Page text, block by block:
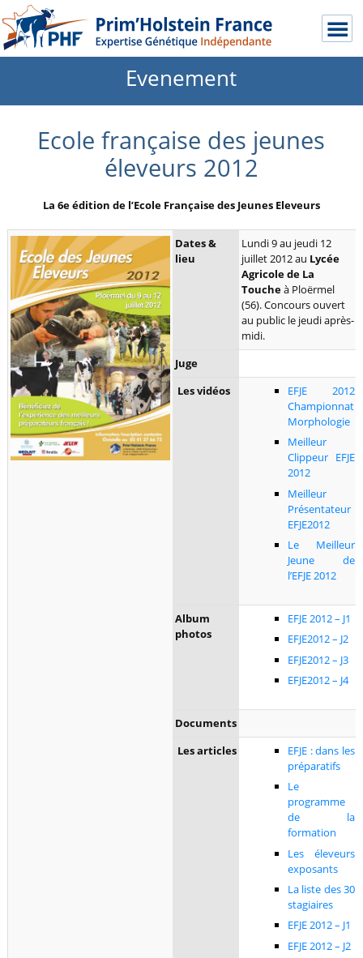
Evenement
Ecole française des jeunes
éleveurs 2012
La 6e édition de l’Ecole Française des Jeunes Eleveurs
Dates &
lieu
Lundi 9 au jeudi 12
juillet 2012 au Lycée
Agricole de La
Toucheà Ploërmel
(56). Concours ouvert
au public le jeudi après-
midi.
Juge
Les vidéos
EFJE 2012
Championnat
Morphologie
Meilleur
Clippeur EFJE
2012
Meilleur
Présentateur
EFJE2012
Le Meilleur
Jeune de
l’EFJE 2012
Album
photos
EFJE 2012 – J1
EFJE2012 – J2
EFJE2012 – J3
EFJE2012 – J4
Documents
Les articles
EFJE : dans les
préparatifs
Le
programme
de la
formation
Les éleveurs
exposants
La liste des 30
stagiaires
EFJE 2012 – J1
EFJE 2012 – J2